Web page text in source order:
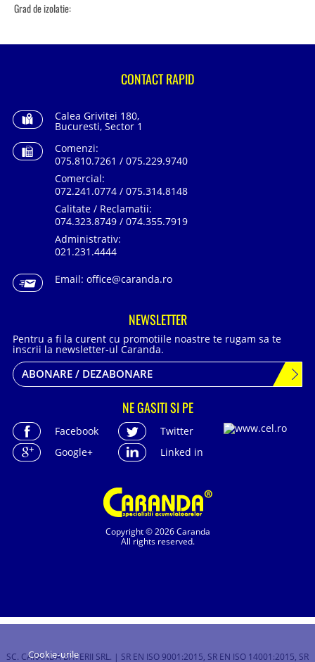
Grad de izolatie:
Copyright © 2026 Caranda
All rights reserved.
CONTACT RAPID
Calea Grivitei 180,
Bucuresti, Sector 1
Comenzi:
075.810.7261 / 075.229.9740
Comercial:
072.241.0774 / 075.314.8148
Calitate / Reclamatii:
074.323.8749 / 074.355.7919
Administrativ:
021.231.4444
Email: office@caranda.ro
NEWSLETTER
Pentru a fi la curent cu promotiile noastre te rugam sa te
inscrii la newsletter-ul Caranda.
ABONARE / DEZABONARE
NE GASITI SI PE
Facebook
Twitter
Google+
Linked in
SC. CARANDA BATERII SRL. | SR EN ISO 9001:2015, SR EN ISO 14001:2015, SR
Cookie-urile